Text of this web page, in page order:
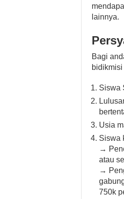
lainnya.
Bagi
Siswa
Usia
Siswa
→
atau
→
750k